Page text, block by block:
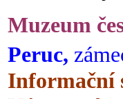
Muzeum
Peruc,
Informační